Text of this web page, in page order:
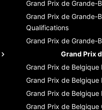
Grand Prix de Grande-
Grand Prix de Grande-
Qualifications
Grand Prix de Grande-
Grand Prix
Grand Prix de Belgique
Grand Prix de Belgique
Grand Prix de Belgique
Grand Prix de Belgique